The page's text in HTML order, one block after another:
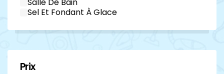
Sel Et Fondant À Glace
Prix